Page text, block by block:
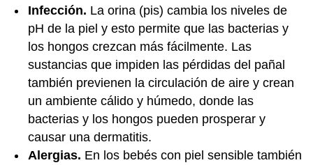
Infección. La orina (pis) cambia los niveles de
pH de la piel y esto permite que las bacterias y
los hongos crezcan más fácilmente. Las
sustancias que impiden las pérdidas del pañal
también previenen la circulación de aire y crean
un ambiente cálido y húmedo, donde las
bacterias y los hongos pueden prosperar y
causar una dermatitis.
Alergias. En los bebés con piel sensible también